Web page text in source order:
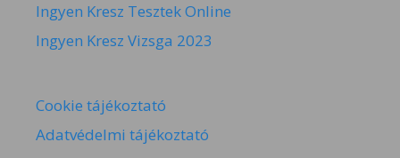
Ingyen Kresz Tesztek Online
Ingyen Kresz Vizsga 2023
Cookie tájékoztató
Adatvédelmi tájékoztató